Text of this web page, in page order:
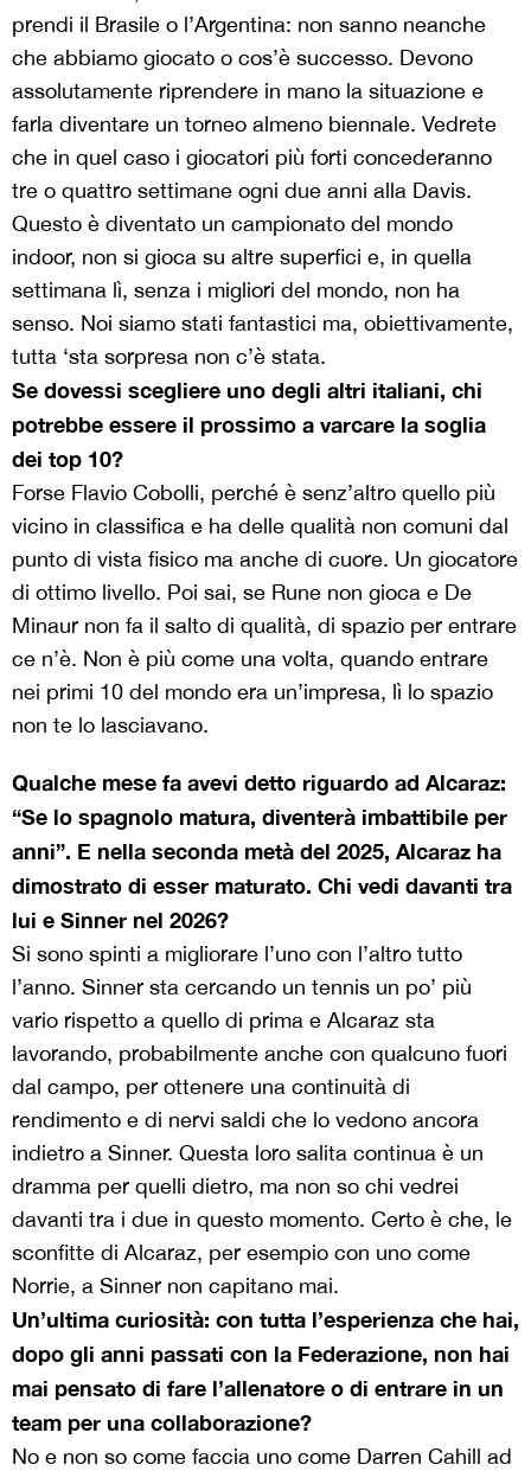
prendi il Brasile o l’Argentina: non sanno neanche
che abbiamo giocato o cos’è successo. Devono
assolutamente riprendere in mano la situazione e
farla diventare un torneo almeno biennale. Vedrete
che in quel caso i giocatori più forti concederanno
tre o quattro settimane ogni due anni alla Davis.
Questo è diventato un campionato del mondo
indoor, non si gioca su altre superfici e, in quella
settimana lì, senza i migliori del mondo, non ha
senso. Noi siamo stati fantastici ma, obiettivamente,
tutta ‘sta sorpresa non c’è stata.
Se dovessi scegliere uno degli altri italiani, chi
potrebbe essere il prossimo a varcare la soglia
dei top 10?
Forse Flavio Cobolli, perché è senz’altro quello più
vicino in classifica e ha delle qualità non comuni dal
punto di vista fisico ma anche di cuore. Un giocatore
di ottimo livello. Poi sai, se Rune non gioca e De
Minaur non fa il salto di qualità, di spazio per entrare
ce n’è. Non è più come una volta, quando entrare
nei primi 10 del mondo era un’impresa, lì lo spazio
non te lo lasciavano.
Qualche mese fa avevi detto riguardo ad Alcaraz:
“Se lo spagnolo matura, diventerà imbattibile per
anni”. E nella seconda metà del 2025, Alcaraz ha
dimostrato di esser maturato. Chi vedi davanti tra
lui e Sinner nel 2026?
Si sono spinti a migliorare l’uno con l’altro tutto
l’anno. Sinner sta cercando un tennis un po’ più
vario rispetto a quello di prima e Alcaraz sta
lavorando, probabilmente anche con qualcuno fuori
dal campo, per ottenere una continuità di
rendimento e di nervi saldi che lo vedono ancora
indietro a Sinner. Questa loro salita continua è un
dramma per quelli dietro, ma non so chi vedrei
davanti tra i due in questo momento. Certo è che, le
sconfitte di Alcaraz, per esempio con uno come
Norrie, a Sinner non capitano mai.
Un’ultima curiosità: con tutta l’esperienza che hai,
dopo gli anni passati con la Federazione, non hai
mai pensato di fare l’allenatore o di entrare in un
team per una collaborazione?
No e non so come faccia uno come Darren Cahill ad